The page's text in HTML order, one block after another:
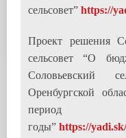
сельсовет” https://
Проект решения
сельсовет “О
Соловьевский
Оренбургской
годы” https://